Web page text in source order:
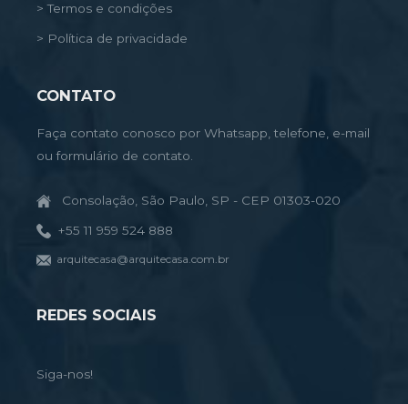
> Termos e condições
> Política de privacidade
CONTATO
Faça contato conosco por Whatsapp, telefone, e-mail
ou formulário de contato.
Consolação, São Paulo, SP - CEP 01303-020
+55 11 959 524 888
arquitecasa@arquitecasa.com.br
REDES SOCIAIS
Siga-nos!